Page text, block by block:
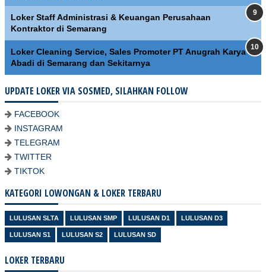
Loker Staff Administrasi & Keuangan Perusahaan
Kontraktor di Semarang
Loker Cleaning Service, Sales Promoter PT Anugrah Karya
Abadi di Semarang dan Sekitarnya
UPDATE LOKER VIA SOSMED, SILAHKAN FOLLOW
FACEBOOK
INSTAGRAM
TELEGRAM
TWITTER
TIKTOK
KATEGORI LOWONGAN & LOKER TERBARU
LULUSAN SLTA LULUSAN SMP LULUSAN D1 LULUSAN D3
LULUSAN S1 LULUSAN S2 LULUSAN SD
LOKER TERBARU